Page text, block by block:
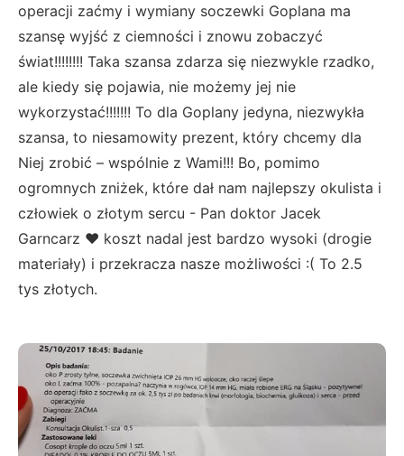
operacji zaćmy i wymiany soczewki Goplana ma
szansę wyjść z ciemności i znowu zobaczyć
świat!!!!!!!! Taka szansa zdarza się niezwykle rzadko,
ale kiedy się pojawia, nie możemy jej nie
wykorzystać!!!!!!! To dla Goplany jedyna, niezwykła
szansa, to niesamowity prezent, który chcemy dla
Niej zrobić – wspólnie z Wami!!! Bo, pomimo
ogromnych zniżek, które dał nam najlepszy okulista i
człowiek o złotym sercu - Pan doktor Jacek
Garncarz ❤ koszt nadal jest bardzo wysoki (drogie
materiały) i przekracza nasze możliwości :( To 2.5
tys złotych.